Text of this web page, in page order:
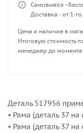
Самовывоз -
Доставка - от 1-го
Цена и наличие в
Итоговую стоимость
менеджер до момента
Деталь 517956
• Рама (деталь 37
• Рама (деталь 37